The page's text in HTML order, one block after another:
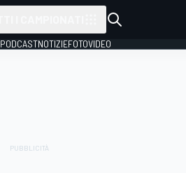
PODCASTNOTIZIEFOTOVIDEO